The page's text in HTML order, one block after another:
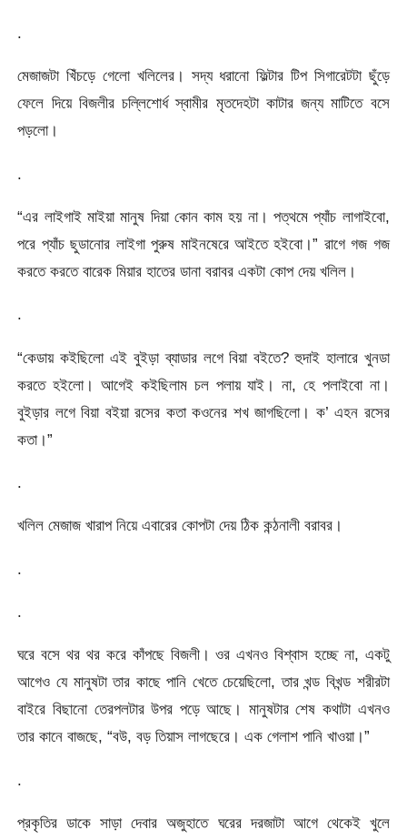
.
মেজাজটা খিঁচড়ে গেলো খলিলের। সদ্য ধরানো ফিল্টার টিপ সিগারেটটা ছুঁড়ে
ফেলে দিয়ে বিজলীর চল্লিশোর্ধ স্বামীর মৃতদেহটা কাটার জন্য মাটিতে বসে
পড়লো।
.
“এর লাইগাই মাইয়া মানুষ দিয়া কোন কাম হয় না। পত্থমে প্যাঁচ লাগাইবো,
পরে প্যাঁচ ছুডানোর লাইগা পুরুষ মাইনষেরে আইতে হইবো।” রাগে গজ গজ
করতে করতে বারেক মিয়ার হাতের ডানা বরাবর একটা কোপ দেয় খলিল।
.
“কেডায় কইছিলো এই বুইড়া ব্যাডার লগে বিয়া বইতে? হুদাই হালারে খুনডা
করতে হইলো। আগেই কইছিলাম চল পলায় যাই। না, হে পলাইবো না।
বুইড়ার লগে বিয়া বইয়া রসের কতা কওনের শখ জাগছিলো। ক’ এহন রসের
কতা।”
.
খলিল মেজাজ খারাপ নিয়ে এবারের কোপটা দেয় ঠিক কন্ঠনালী বরাবর।
.
.
ঘরে বসে থর থর করে কাঁপছে বিজলী। ওর এখনও বিশ্বাস হচ্ছে না, একটু
আগেও যে মানুষটা তার কাছে পানি খেতে চেয়েছিলো, তার খন্ড বিখন্ড শরীরটা
বাইরে বিছানো তেরপলটার উপর পড়ে আছে। মানুষটার শেষ কথাটা এখনও
তার কানে বাজছে, “বউ, বড় তিয়াস লাগছেরে। এক গেলাশ পানি খাওয়া।”
.
প্রকৃতির ডাকে সাড়া দেবার অজুহাতে ঘরের দরজাটা আগে থেকেই খুলে